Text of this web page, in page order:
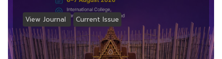
View Journal Current Issue